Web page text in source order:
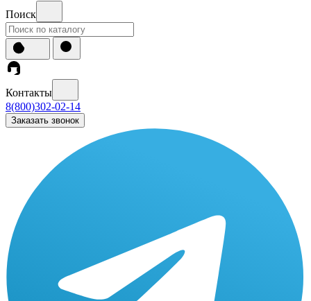
Поиск
Контакты
8(800)302-02-14
Заказать звонок